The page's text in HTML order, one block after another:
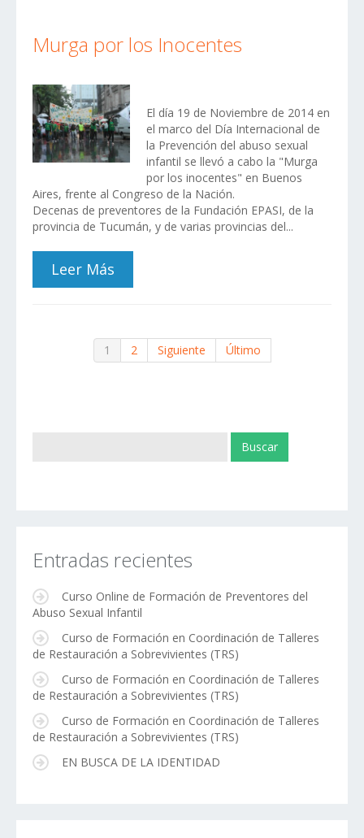
Murga por los Inocentes
El día 19 de Noviembre de 2014 en
el marco del Día Internacional de
la Prevención del abuso sexual
infantil se llevó a cabo la "Murga
por los inocentes" en Buenos
Aires, frente al Congreso de la Nación.
Decenas de preventores de la Fundación EPASI, de la
provincia de Tucumán, y de varias provincias del...
Leer Más
1 2 Siguiente Último
Entradas recientes
Curso Online de Formación de Preventores del
Abuso Sexual Infantil
Curso de Formación en Coordinación de Talleres
de Restauración a Sobrevivientes (TRS)
Curso de Formación en Coordinación de Talleres
de Restauración a Sobrevivientes (TRS)
Curso de Formación en Coordinación de Talleres
de Restauración a Sobrevivientes (TRS)
EN BUSCA DE LA IDENTIDAD